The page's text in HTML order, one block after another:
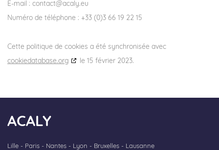
E-mail : contact@acaly.eu
Numéro de téléphone : +33 (0)3 66 19 22 15
Cette politique de cookies a été synchronisée avec
cookiedatabase.org
le 15 février 2023.
ACALY
Lille - Paris - Nantes - Lyon - Bruxelles - Lausanne